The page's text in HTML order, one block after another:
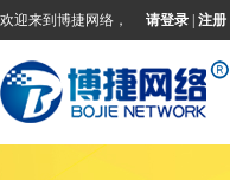
欢迎来到博捷网络， 请登录 注册